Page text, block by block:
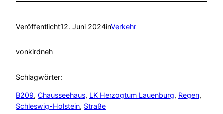
Veröffentlicht12. Juni 2024inVerkehr
vonkirdneh
Schlagwörter:
B209, Chausseehaus, LK Herzogtum Lauenburg, Regen
Schleswig-Holstein, Straße